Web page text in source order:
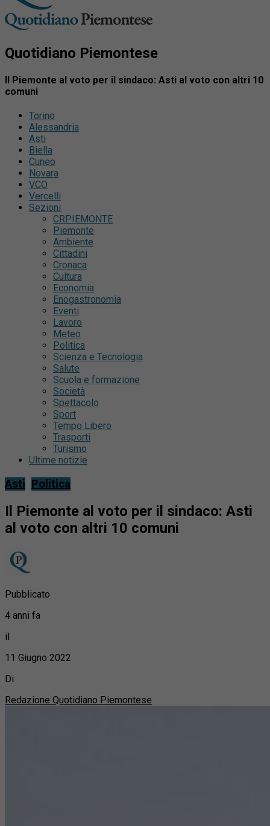
Quotidiano Piemontese
Il Piemonte al voto per il sindaco: Asti al voto con altri 10
comuni
Torino
Alessandria
Asti
Biella
Cuneo
Novara
VCO
Vercelli
Sezioni
CRPIEMONTE
Piemonte
Ambiente
Cittadini
Cronaca
Cultura
Economia
Enogastronomia
Eventi
Lavoro
Meteo
Politica
Scienza e Tecnologia
Salute
Scuola e formazione
Società
Spettacolo
Sport
Tempo Libero
Trasporti
Turismo
Ultime notizie
Asti Politica
Il Piemonte al voto per il sindaco: Asti
al voto con altri 10 comuni
Pubblicato
4 anni fa
il
11 Giugno 2022
Di
Redazione Quotidiano Piemontese